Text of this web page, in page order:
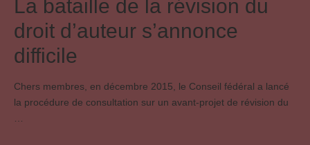
La bataille de la révision du
droit d’auteur s’annonce
difficile
Chers membres, en décembre 2015, le Conseil fédéral a lancé
la procédure de consultation sur un avant-projet de révision du
…